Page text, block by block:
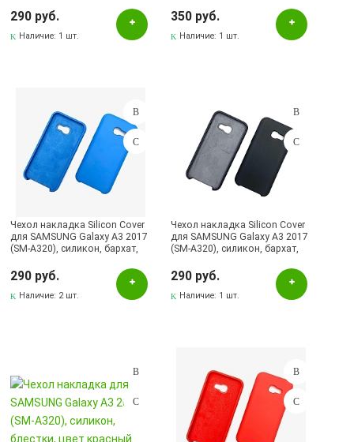
Зеленый
Золотистый
Красный
Оранжевый
Прозрачный
Рисунок
Сиреневый
Черный
290 руб.
Наличие: 1 шт.
350 руб.
Наличие: 1 шт.
Чехол накладка Silicon Cover
для SAMSUNG Galaxy A3 2017
(SM-A320), силикон, бархат,
290 руб.
Наличие: 2 шт.
Чехол накладка Silicon Cover
для SAMSUNG Galaxy A3 2017
(SM-A320), силикон, бархат,
290 руб.
Наличие: 1 шт.